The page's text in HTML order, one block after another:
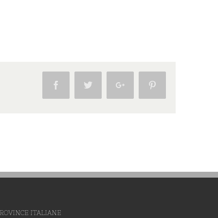
Facebook Twitter Google+
ITALIANE